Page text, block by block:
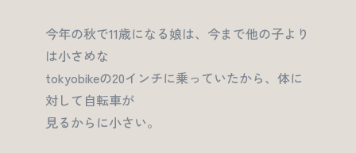
今年の秋で11歳になる娘は、今まで他の子より
は小さめな
tokyobikeの20インチに乗っていたから、体に
対して自転車が
見るからに小さい。